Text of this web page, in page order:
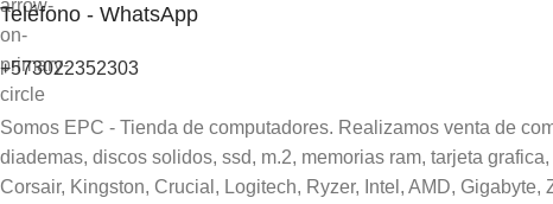
Teléfono - WhatsApp
+573022352303
Somos EPC - Tienda de computadores. Realizamos venta de
diademas, discos solidos, ssd, m.2, memorias ram, tarjeta
Corsair, Kingston, Crucial, Logitech, Ryzer, Intel, AMD, Gigabyte,